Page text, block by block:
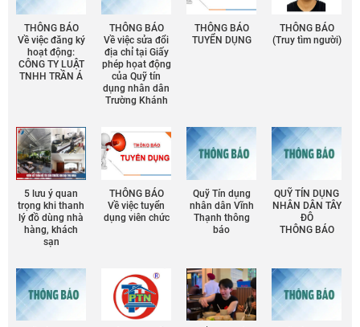
THÔNG BÁO
Về việc đăng ký
hoạt động:
CÔNG TY LUẬT
TNHH TRẦN Á
THÔNG BÁO
Về việc sửa đổi
địa chỉ tại Giấy
phép họat động
của Quỹ tín
dụng nhân dân
Trường Khánh
THÔNG BÁO
TUYỂN DỤNG
THÔNG BÁO
(Truy tìm người)
5 lưu ý quan
trọng khi thanh
lý đồ dùng nhà
hàng, khách
sạn
THÔNG BÁO
Về việc tuyển
dụng viên chức
Quỹ Tín dụng
nhân dân Vĩnh
Thạnh thông
báo
QUỸ TÍN DỤNG
NHÂN DÂN TÂY
ĐÔ
THÔNG BÁO